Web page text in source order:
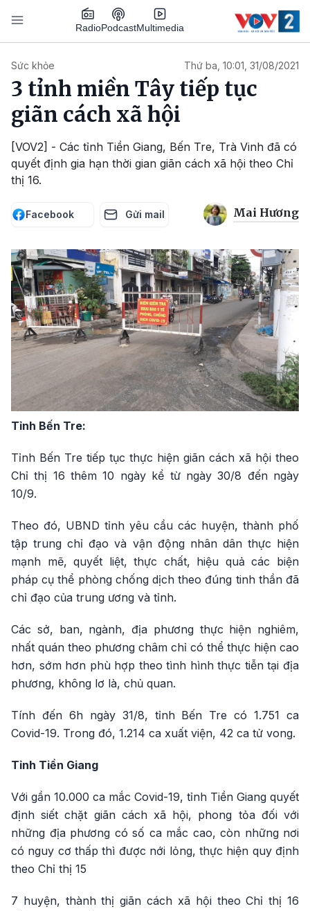
Nhảy đến nội dung
RadioPodcastMultimedia
Sức khỏe Thứ ba, 10:01, 31/08/2021
3 tỉnh miền Tây tiếp tục
giãn cách xã hội
[VOV2] - Các tỉnh Tiền Giang, Bến Tre, Trà Vinh đã có
quyết định gia hạn thời gian giãn cách xã hội theo Chỉ
thị 16.
Facebook Gửi mail Mai Hương
Tỉnh Bến Tre:
Tỉnh Bến Tre tiếp tục thực hiện giãn cách xã hội theo
Chỉ thị 16 thêm 10 ngày kể từ ngày 30/8 đến ngày
10/9.
Theo đó, UBND tỉnh yêu cầu các huyện, thành phố
tập trung chỉ đạo và vận động nhân dân thực hiện
mạnh mẽ, quyết liệt, thực chất, hiệu quả các biện
pháp cụ thể phòng chống dịch theo đúng tinh thần đã
chỉ đạo của trung ương và tỉnh.
Các sở, ban, ngành, địa phương thực hiện nghiêm,
nhất quán theo phương châm chỉ có thể thực hiện cao
hơn, sớm hơn phù hợp theo tình hình thực tiễn tại địa
phương, không lơ là, chủ quan.
Tính đến 6h ngày 31/8, tỉnh Bến Tre có 1.751 ca
Covid-19. Trong đó, 1.214 ca xuất viện, 42 ca tử vong.
Tỉnh Tiền Giang
Với gần 10.000 ca mắc Covid-19, tỉnh Tiền Giang quyết
định siết chặt giãn cách xã hội, phong tỏa đối với
những địa phương có số ca mắc cao, còn những nơi
có nguy cơ thấp thì được nới lỏng, thực hiện quy định
theo Chỉ thị 15
7 huyện, thành thị giãn cách xã hội theo Chỉ thị 16